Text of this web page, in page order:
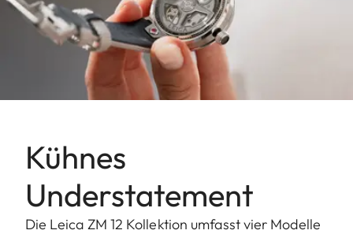
Kühnes
Understatement
Die Leica ZM 12 Kollektion umfasst vier Modelle